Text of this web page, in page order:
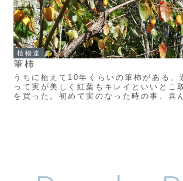
植物達
筆柿
うちに植えて10年くらいの筆柿がある。
って実が美しく紅葉もキレイといいとこ
を買った。初めて実のなった時の事、喜
ら、なんと渋柿だと分かりで随分がっか